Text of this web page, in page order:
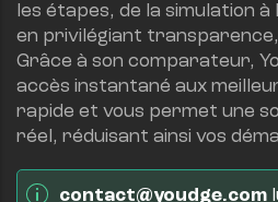
les étapes, de la simulation
en privilégiant
Grâce à son comparateur,
accès instantané aux
rapide et vous permet une
réel, réduisant ainsi vos
contact@youdge.com